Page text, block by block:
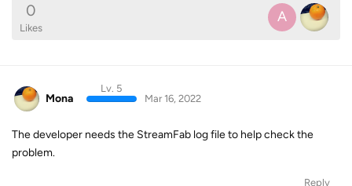
0
Likes
A
Mona
Lv. 5
Mar 16, 2022
The developer needs the StreamFab log file to help check the
problem.
Reply